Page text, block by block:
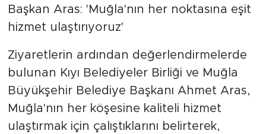
Başkan Aras: 'Muğla'nın her noktasına eşit
hizmet ulaştırıyoruz'
Ziyaretlerin ardından değerlendirmelerde
bulunan Kıyı Belediyeler Birliği ve Muğla
Büyükşehir Belediye Başkanı Ahmet Aras,
Muğla'nın her köşesine kaliteli hizmet
ulaştırmak için çalıştıklarını belirterek,